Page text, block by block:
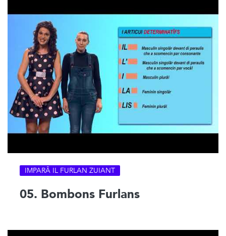
IMPARÂ IL FURLAN ZUIANT
05. Bombons Furlans